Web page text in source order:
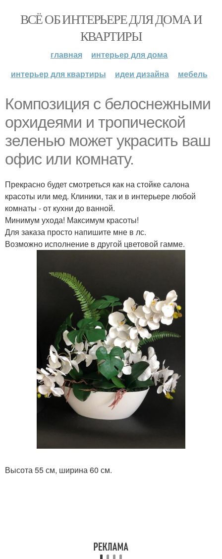
ВСЁ ОБ ИНТЕРЬЕРЕ ДЛЯ ДОМА И
КВАРТИРЫ
главная
интерьер для дома
интерьер для квартиры
идеи дизайна мебель
Композиция с белоснежными
орхидеями и тропической
зеленью может украсить ваш
офис или комнату.
Прекрасно будет смотреться как на стойке салона
красоты или мед. Клиники, так и в интерьере любой
комнаты - от кухни до ванной.
Минимум ухода! Максимум красоты!
Для заказа просто напишите мне в лс.
Возможно исполнение в другой цветовой гамме.
Высота 55 см, ширина 60 см.